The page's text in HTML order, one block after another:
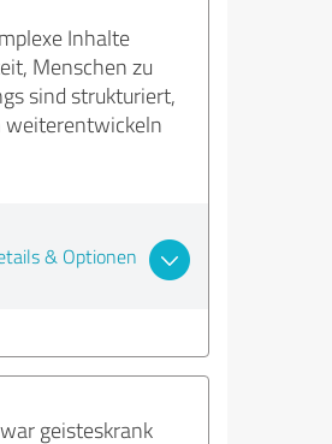
Inhalte
Menschen zu
sind strukturiert,
weiterentwickeln
& Optionen
geisteskrank